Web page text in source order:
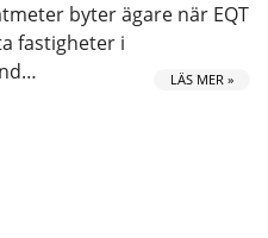
byter ägare när EQT
fastigheter i
LÄS MER »